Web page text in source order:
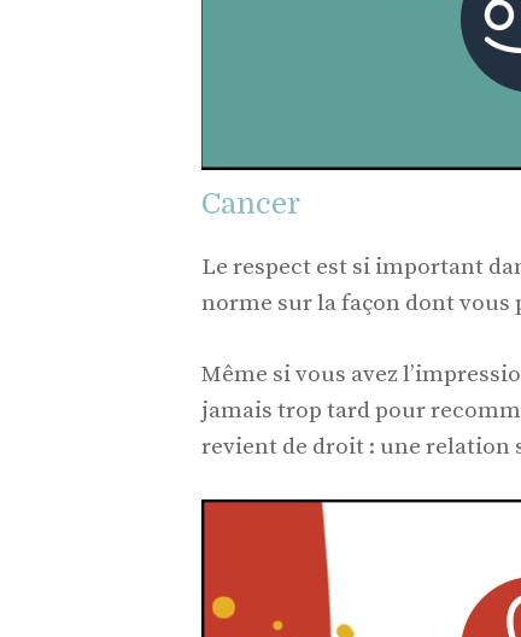
Cancer
Le respect est si important
norme sur la façon dont vous
Même si vous avez
jamais trop tard pour
revient de droit : une relation